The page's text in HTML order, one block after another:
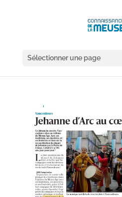
Sélectionner une page